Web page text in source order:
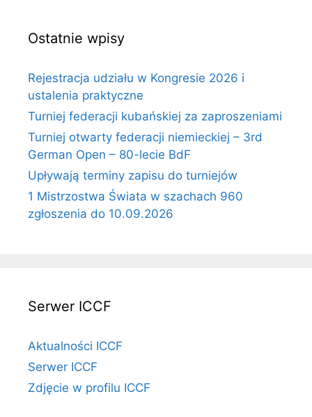
Ostatnie wpisy
Rejestracja udziału w Kongresie 2026 i
ustalenia praktyczne
Turniej federacji kubańskiej za zaproszeniami
Turniej otwarty federacji niemieckiej – 3rd
German Open – 80-lecie BdF
Upływają terminy zapisu do turniejów
1 Mistrzostwa Świata w szachach 960
zgłoszenia do 10.09.2026
Serwer ICCF
Aktualności ICCF
Serwer ICCF
Zdjęcie w profilu ICCF